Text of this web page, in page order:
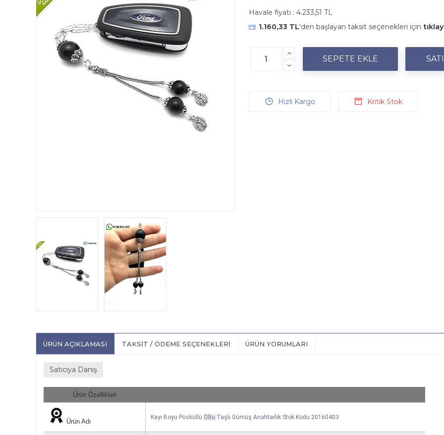
Havale fiyatı : 4.233,51 TL
1.160,33 TL'den başlayan taksit seçenekleri için
ÜRÜN AÇIKLAMASI TAKSIT / ÖDEME SEÇENEKLERI ÜRÜN YORUMLARI
Satıcıya Danış
Ürün Özellikleri
Ürün Adı
Kayı Boyu Püsküllü Oltu Taşlı Gümüş Anahtarlık Stok Kodu:20160403